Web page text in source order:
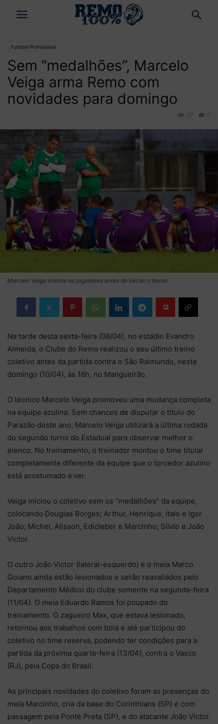
Futebol Profissional
Sem “medalhões”, Marcelo
Veiga arma Remo com
novidades para domingo
0
97
Marcelo Veiga orienta os jogadores antes de iniciar o treino
Na tarde desta sexta-feira (08/04), no estádio Evandro
Almeida, o Clube do Remo realizou o seu último treino
coletivo antes da partida contra o São Raimundo, neste
domingo (10/04), às 16h, no Mangueirão.
O técnico Marcelo Veiga promoveu uma mudança completa
na equipe azulina. Sem chances de disputar o título do
Parazão deste ano, Marcelo Veiga utilizará a última rodada
do segundo turno do Estadual para observar melhor o
elenco. No treinamento, o treinador montou o time titular
completamente diferente da equipe que o torcedor azulino
está acostumado a ver.
Veiga iniciou o coletivo sem os “medalhões” da equipe,
colocando Douglas Borges; Arthur, Henrique, Ítalo e Igor
João; Michel, Alisson, Edicleber e Marcinho; Sílvio e João
Victor.
O outro João Victor (lateral-esquerdo) e o meia Marco
Goiano ainda estão lesionados e serão reavaliados pelo
Departamento Médico do clube somente na segunda-feira
(11/04). O meia Eduardo Ramos foi poupado do
treinamento. O zagueiro Max, que estava lesionado,
retornou aos trabalhos com bola e até participou do
coletivo no time reserva, podendo ter condições para a
partida da próxima quarta-feira (13/04), contra o Vasco
(RJ), pela Copa do Brasil.
As principais novidades do coletivo foram as presenças do
meia Marcinho, cria da base do Corinthians (SP) e com
passagem pela Ponte Preta (SP), e do atacante João Victor.